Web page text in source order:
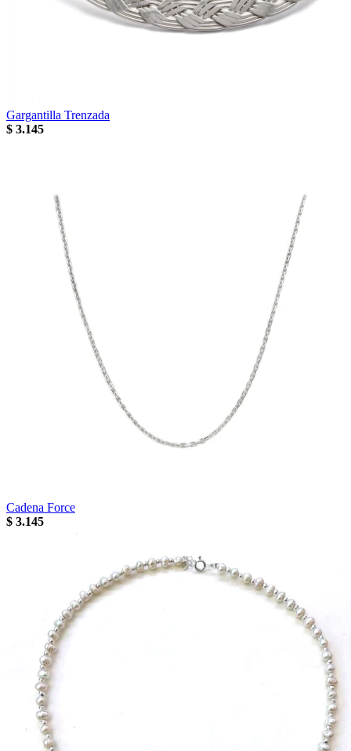
Gargantilla Trenzada
$ 3.145
Cadena Force
$ 3.145